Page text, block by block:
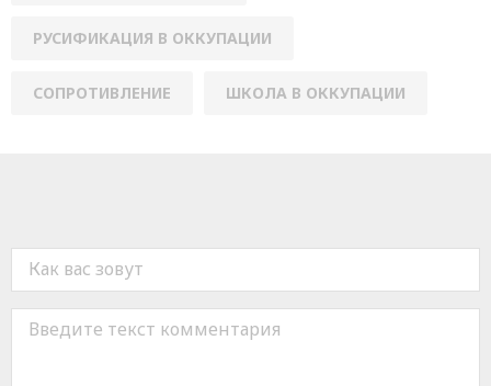
РУСИФИКАЦИЯ В ОККУПАЦИИ
СОПРОТИВЛЕНИЕ ШКОЛА В ОККУПАЦИИ